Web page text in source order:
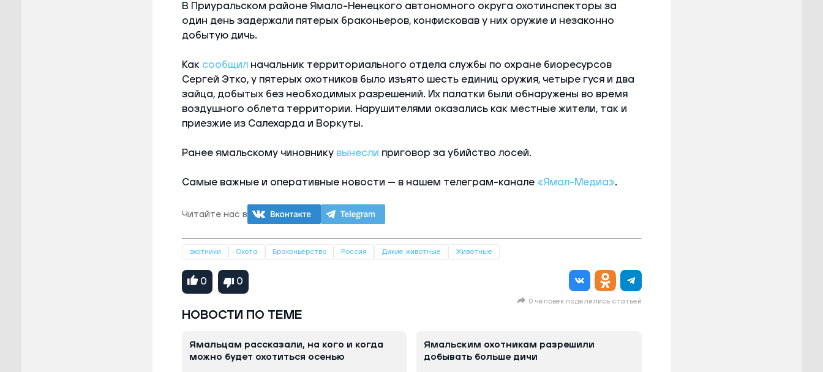
В Приуральском районе Ямало-Ненецкого автономного округа охотинспекторы за
один день задержали пятерых браконьеров, конфисковав у них оружие и незаконно
добытую дичь.
Как сообщилначальник территориального отдела службы по охране биоресурсов
Сергей Этко, у пятерых охотников было изъято шесть единиц оружия, четыре гуся и два
зайца, добытых без необходимых разрешений. Их палатки были обнаружены во время
воздушного облета территории. Нарушителями оказались как местные жители, так и
приезжие из Салехарда и Воркуты.
Ранее ямальскому чиновнику вынесли приговор за убийство лосей.
Самые важные и оперативные новости — в нашем телеграм-канале «Ямал-Медиа».
Читайте нас в
охотники Охота Браконьерство Россия Дикие животные Животные
0 0
0 человек поделились статьей
НОВОСТИ ПО ТЕМЕ
Ямальцам рассказали, на кого и когда
можно будет охотиться осенью
Ямальским охотникам разрешили
добывать больше дичи